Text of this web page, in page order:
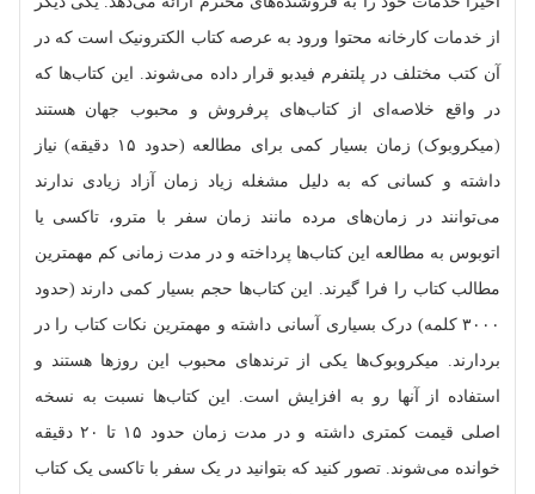
از خدمات کارخانه‌ محتوا ورود به عرصه‌ کتاب الکترونیک است که در
آن کتب مختلف در پلتفرم فیدبو قرار داده می‌شوند. این کتاب‌ها که
در واقع خلاصه‌ای از کتاب‌های پرفروش و محبوب جهان هستند
(میکروبوک) زمان بسیار کمی برای مطالعه (حدود ۱۵ دقیقه) نیاز
داشته و کسانی که به دلیل مشغله‌ زیاد زمان آزاد زیادی ندارند
می‌توانند در زمان‌های مرده مانند زمان سفر با مترو، تاکسی یا
اتوبوس به مطالعه‌ این کتاب‌ها پرداخته و در مدت زمانی کم مهمترین
مطالب کتاب را فرا گیرند. این کتاب‌ها حجم بسیار کمی دارند (حدود
۳۰۰۰ کلمه) درک بسیاری آسانی داشته و مهمترین نکات کتاب را در
بردارند. میکروبوک‌ها یکی از ترندهای محبوب این روزها هستند و
استفاده از آنها رو به افزایش است. این کتاب‌ها نسبت به نسخه‌
اصلی قیمت کمتری داشته و در مدت زمان حدود ۱۵ تا ۲۰ دقیقه
خوانده می‌شوند. تصور کنید که بتوانید در یک سفر با تاکسی یک کتاب